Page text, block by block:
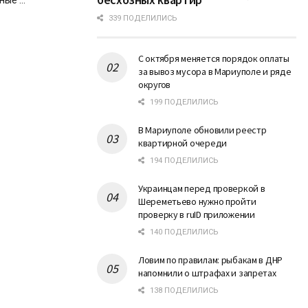
339 ПОДЕЛИЛИСЬ
С октября меняется порядок оплаты
за вывоз мусора в Мариуполе и ряде
округов
199 ПОДЕЛИЛИСЬ
В Мариуполе обновили реестр
квартирной очереди
194 ПОДЕЛИЛИСЬ
Украинцам перед проверкой в
Шереметьево нужно пройти
проверку в ruID приложении
140 ПОДЕЛИЛИСЬ
Ловим по правилам: рыбакам в ДНР
напомнили о штрафах и запретах
138 ПОДЕЛИЛИСЬ